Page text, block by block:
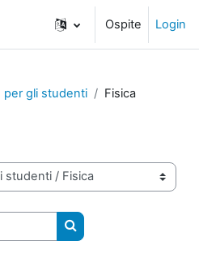
Ospite Login
per gli studenti Fisica
Cerca corsi